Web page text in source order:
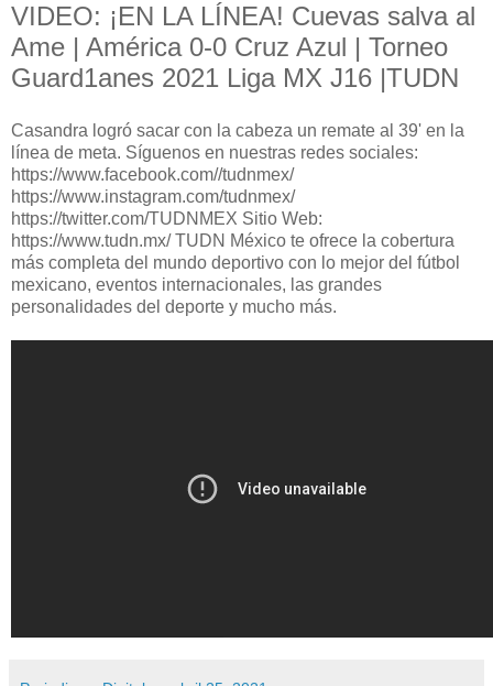
VIDEO: ¡EN LA LÍNEA! Cuevas salva al
Ame | América 0-0 Cruz Azul | Torneo
Guard1anes 2021 Liga MX J16 |TUDN
Casandra logró sacar con la cabeza un remate al 39' en la
línea de meta. Síguenos en nuestras redes sociales:
https://www.facebook.com//tudnmex/
https://www.instagram.com/tudnmex/
https://twitter.com/TUDNMEX Sitio Web:
https://www.tudn.mx/ TUDN México te ofrece la cobertura
más completa del mundo deportivo con lo mejor del fútbol
mexicano, eventos internacionales, las grandes
personalidades del deporte y mucho más.